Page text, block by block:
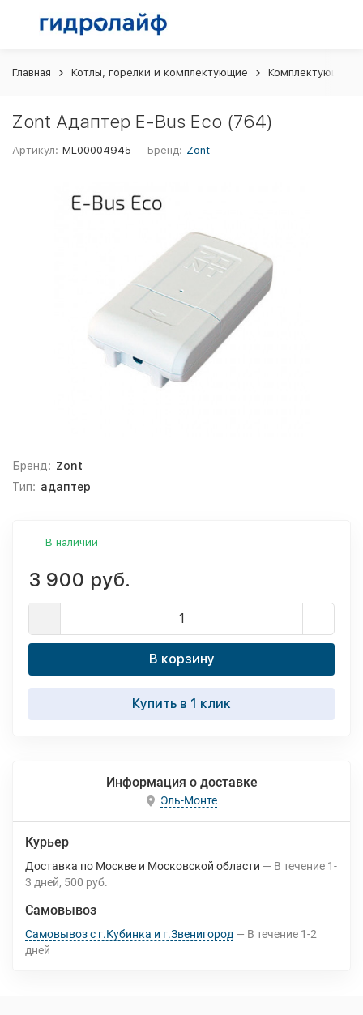
Главная Котлы, горелки и комплектующие Комплектующие и
Zont Адаптер E-Bus Eco (764)
Артикул: ML00004945 Бренд: Zont
Бренд: Zont
Тип: адаптер
В наличии
3 900 руб.
В корзину
Купить в 1 клик
Информация о доставке
Эль-Монте
Курьер
Доставка по Москве и Московской области В течение 1-
3 дней 500 руб.
Самовывоз
Самовывоз с г.Кубинка и г.Звенигород В течение 1-2
дней